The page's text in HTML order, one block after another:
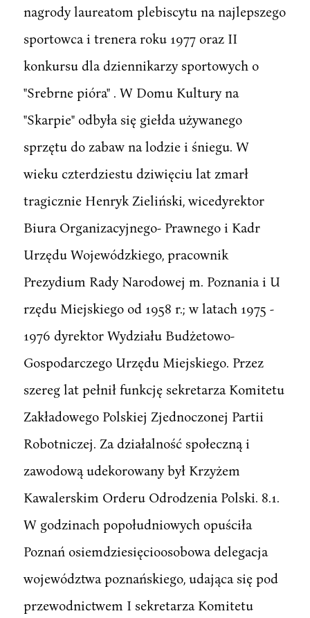
nagrody laureatom plebiscytu na najlepszego
sportowca i trenera roku 1977 oraz II
konkursu dla dziennikarzy sportowych o
"Srebrne pióra" . W Domu Kultury na
"Skarpie" odbyła się giełda używanego
sprzętu do zabaw na lodzie i śniegu. W
wieku czterdziestu dziwięciu lat zmarł
tragicznie Henryk Zieliński, wicedyrektor
Biura Organizacyjnego- Prawnego i Kadr
Urzędu Wojewódzkiego, pracownik
Prezydium Rady Narodowej m. Poznania i U
rzędu Miejskiego od 1958 r.; w latach 1975 -
1976 dyrektor Wydziału Budżetowo-
Gospodarczego Urzędu Miejskiego. Przez
szereg lat pełnił funkcję sekretarza Komitetu
Zakładowego Polskiej Zjednoczonej Partii
Robotniczej. Za działalność społeczną i
zawodową udekorowany był Krzyżem
Kawalerskim Orderu Odrodzenia Polski. 8.1.
W godzinach popołudniowych opuściła
Poznań osiemdziesięcioosobowa delegacja
województwa poznańskiego, udająca się pod
przewodnictwem I sekretarza Komitetu